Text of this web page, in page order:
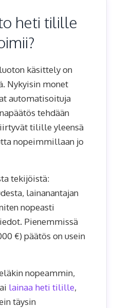
heti tilille
käsittely on
Nykyisin monet
automatisoituja
tehdään
tilille yleensä
nopeimmillaan jo
tekijöistä:
lainanantajan
nopeasti
Pienemmissä
€) päätös on usein
nopeammin,
lainaa heti tilille,
täysin